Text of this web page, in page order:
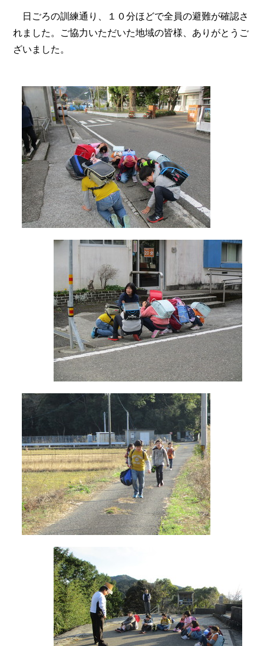
日ごろの訓練通り、１０分ほどで全員の避難が確認さ
れました。ご協力いただいた地域の皆様、ありがとうご
ざいました。